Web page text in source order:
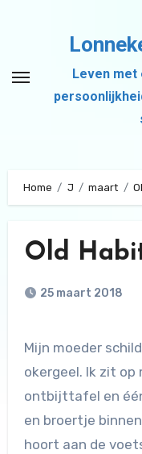
inhoud
Leven met
Home J maart
Old
25 maart 2018
Mijn moeder schilderde de muur van de keuken
okergeel. Ik zit op
ontbijttafel en
en broertje
hoort aan de